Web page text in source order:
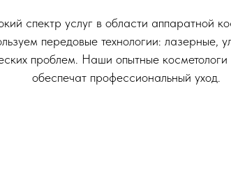
спектр услуг в области аппаратной
передовые технологии: лазерные,
проблем. Наши опытные
обеспечат профессиональный уход.